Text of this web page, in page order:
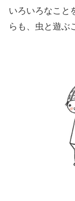
いろいろなこと
らも、虫と遊ぶ